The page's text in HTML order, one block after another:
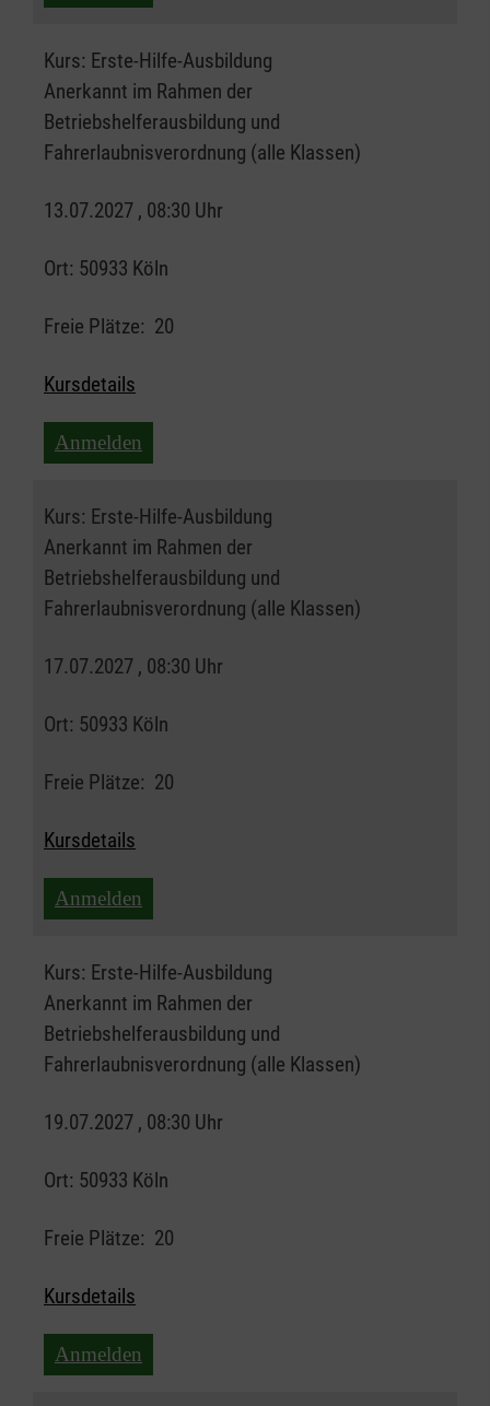
Kurs: Erste-Hilfe-Ausbildung
Anerkannt im Rahmen der
Betriebshelferausbildung und
Fahrerlaubnisverordnung (alle Klassen)
13.07.2027 , 08:30 Uhr
Ort: 50933 Köln
Freie Plätze: 20
Kursdetails
Anmelden
Kurs: Erste-Hilfe-Ausbildung
Anerkannt im Rahmen der
Betriebshelferausbildung und
Fahrerlaubnisverordnung (alle Klassen)
17.07.2027 , 08:30 Uhr
Ort: 50933 Köln
Freie Plätze: 20
Kursdetails
Anmelden
Kurs: Erste-Hilfe-Ausbildung
Anerkannt im Rahmen der
Betriebshelferausbildung und
Fahrerlaubnisverordnung (alle Klassen)
19.07.2027 , 08:30 Uhr
Ort: 50933 Köln
Freie Plätze: 20
Kursdetails
Anmelden